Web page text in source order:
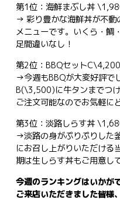
第1位：海鮮まぶし丼
→ 彩り豊かな海鮮丼が不動
メニューです。いくら・鯛
足間違いなし！
第2位：BBQセットC\4,200
→今週もBBQが大変好評で
B(\3,500)に牛タンまでつ
ご注文可能なのでお気軽に
第3位：淡路しらす丼
→淡路の身がぷりぷりした
にお召し上がりいただける
期は生しらす丼もご用意し
今週のランキングはいかが
ご来店いただきました皆様